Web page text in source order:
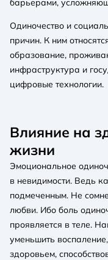
Одиночество и
причин. К ним
образование,
инфраструктура и
цифровые технологии.
Влияние на
жизни
Эмоциональное
в невидимости. Ведь
подмеченным. Не
любви. Ибо боль
проявляется в теле.
уменьшить
здоровьем,